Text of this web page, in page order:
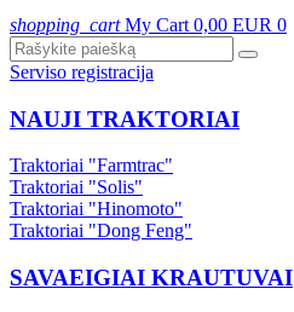
shopping_cart My Cart 0,00 EUR 0
Serviso registracija
NAUJI TRAKTORIAI
Traktoriai "Farmtrac"
Traktoriai "Solis"
Traktoriai "Hinomoto"
Traktoriai "Dong Feng"
SAVAEIGIAI KRAUTUVAI